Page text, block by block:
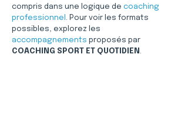
compris dans une logique de coaching
professionnel . Pour voir les formats
possibles, explorez les
accompagnements proposés par
COACHING SPORT ET QUOTIDIEN .